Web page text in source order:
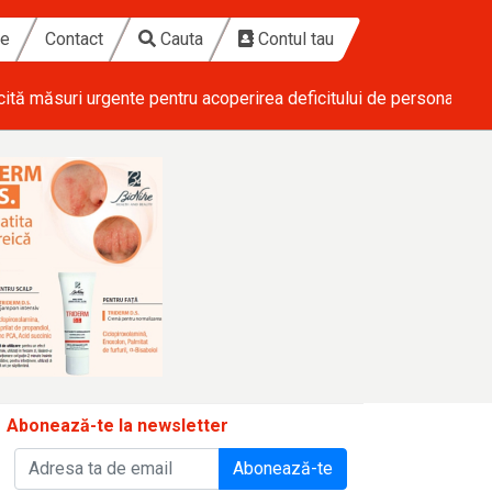
Contact Cauta Contul tau
• Ponderas Academic Hospital investește 1,7 milioane
Abonează-te la newsletter
Abonează-te